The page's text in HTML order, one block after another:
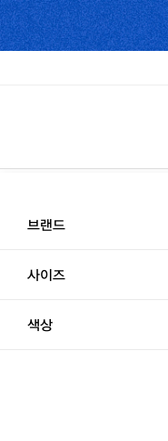
브랜드
사이즈
색상